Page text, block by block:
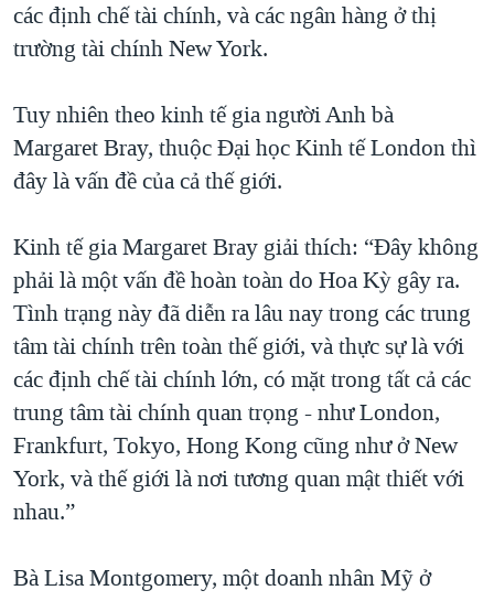
các định chế tài chính, và các ngân hàng ở thị
trường tài chính New York.
Tuy nhiên theo kinh tế gia người Anh bà
Margaret Bray, thuộc Đại học Kinh tế London thì
đây là vấn đề của cả thế giới.
Kinh tế gia Margaret Bray giải thích: “Đây không
phải là một vấn đề hoàn toàn do Hoa Kỳ gây ra.
Tình trạng này đã diễn ra lâu nay trong các trung
tâm tài chính trên toàn thế giới, và thực sự là với
các định chế tài chính lớn, có mặt trong tất cả các
trung tâm tài chính quan trọng - như London,
Frankfurt, Tokyo, Hong Kong cũng như ở New
York, và thế giới là nơi tương quan mật thiết với
nhau.”
Bà Lisa Montgomery, một doanh nhân Mỹ ở